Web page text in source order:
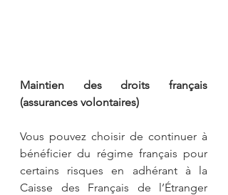
Maintien des droits français
(assurances volontaires)
Vous pouvez choisir de continuer à
bénéficier du régime français pour
certains risques en adhérant à la
Caisse des Français de l’Étranger